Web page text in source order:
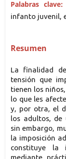
Palabras
infanto juvenil,
Resumen
La finalidad
tensión que
tienen los
lo que les
y, por otra, el
los adultos, de
sin embargo,
la imposición
constituye la
mediante